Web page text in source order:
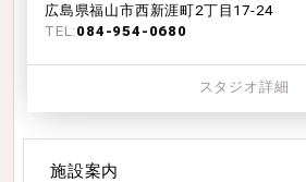
広島県福山市西新涯町2丁目17-24
TEL: 084-954-0680
スタジオ詳細
施設案内